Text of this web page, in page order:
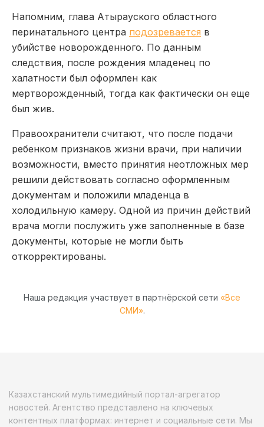
Напомним, глава Атырауского областного
перинатального центра подозревается в
убийстве новорожденного. По данным
следствия, после рождения младенец по
халатности был оформлен как
мертворожденный, тогда как фактически он еще
был жив.
Правоохранители считают, что после подачи
ребенком признаков жизни врачи, при наличии
возможности, вместо принятия неотложных мер
решили действовать согласно оформленным
документам и положили младенца в
холодильную камеру. Одной из причин действий
врача могли послужить уже заполненные в базе
документы, которые не могли быть
откорректированы.
Наша редакция участвует в партнёрской сети «Все
СМИ».
Казахстанский мультимедийный портал-агрегатор
новостей. Агентство представлено на ключевых
контентных платформах: интернет и социальные сети. Мы